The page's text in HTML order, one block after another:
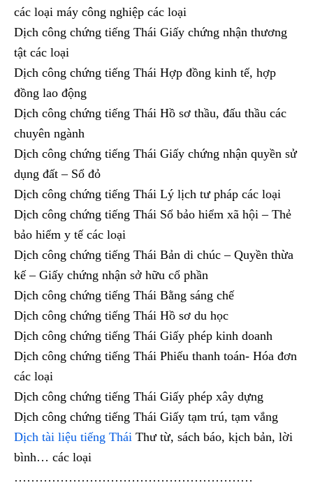
các loại máy công nghiệp các loại
Dịch công chứng tiếng Thái Giấy chứng nhận thương
tật các loại
Dịch công chứng tiếng Thái Hợp đồng kinh tế, hợp
đồng lao động
Dịch công chứng tiếng Thái Hồ sơ thầu, đấu thầu các
chuyên ngành
Dịch công chứng tiếng Thái Giấy chứng nhận quyền sử
dụng đất – Sổ đỏ
Dịch công chứng tiếng Thái Lý lịch tư pháp các loại
Dịch công chứng tiếng Thái Sổ bảo hiểm xã hội – Thẻ
bảo hiểm y tế các loại
Dịch công chứng tiếng Thái Bản di chúc – Quyền thừa
kế – Giấy chứng nhận sở hữu cổ phần
Dịch công chứng tiếng Thái Bằng sáng chế
Dịch công chứng tiếng Thái Hồ sơ du học
Dịch công chứng tiếng Thái Giấy phép kinh doanh
Dịch công chứng tiếng Thái Phiếu thanh toán- Hóa đơn
các loại
Dịch công chứng tiếng Thái Giấy phép xây dựng
Dịch công chứng tiếng Thái Giấy tạm trú, tạm vắng
Dịch tài liệu tiếng Thái Thư từ, sách báo, kịch bản, lời
bình… các loại
…………………………………………………